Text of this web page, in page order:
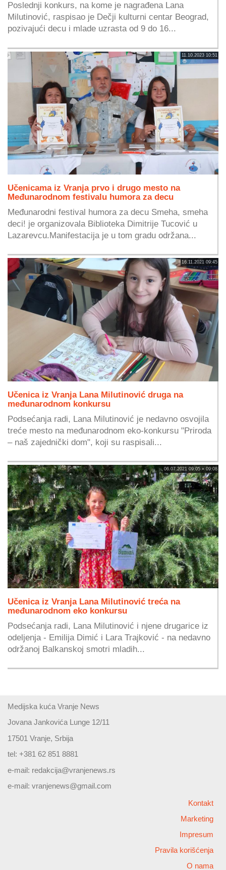
Poslednji konkurs, na kome je nagrađena Lana
Milutinović, raspisao je Dečji kulturni centar Beograd,
pozivajući decu i mlade uzrasta od 9 do 16...
11.10.2023 10:51
Učenicama iz Vranja prvo i drugo mesto na
Međunarodnom festivalu humora za decu
Međunarodni festival humora za decu Smeha, smeha
deci! je organizovala Biblioteka Dimitrije Tucović u
Lazarevcu.Manifestacija je u tom gradu održana...
16.11.2021 09:45
Učenica iz Vranja Lana Milutinović druga na
međunarodnom konkursu
Podsećanja radi, Lana Milutinović je nedavno osvojila
treće mesto na međunarodnom eko-konkursu "Priroda
– naš zajednički dom", koji su raspisali...
06.07.2021 09:05 » 09:08
Učenica iz Vranja Lana Milutinović treća na
međunarodnom eko konkursu
Podsećanja radi, Lana Milutinović i njene drugarice iz
odeljenja - Emilija Dimić i Lara Trajković - na nedavno
održanoj Balkanskoj smotri mladih...
Medijska kuća Vranje News
Jovana Jankovića Lunge 12/11
17501 Vranje, Srbija
tel: +381 62 851 8881
e-mail: redakcija@vranjenews.rs
e-mail: vranjenews@gmail.com
Kontakt
Marketing
Impresum
Pravila korišćenja
O nama